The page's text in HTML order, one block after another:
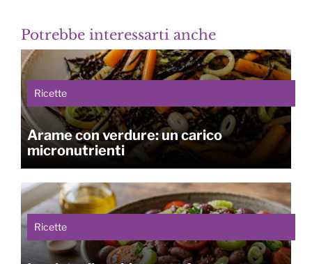
Potrebbe interessarti anche
Ricette
Arame con verdure: un carico
micronutrienti
Ricette